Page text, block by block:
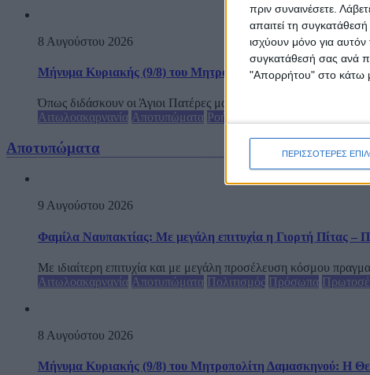
πριν συναινέσετε.
απαιτεί τη
ισχύουν μόνο για
συγκατάθεσή σας ανά
"Απορρήτου" στο κάτω
ΠΕΡΙΣΣΟΤΕΡΕΣ
8 Αυγούστου 2026
Μήνυμα Κυριακής (9/8) του Μητροπολίτη Δαμασκηνού: Η
Όπως διδάσκουν οι Άγιοι Πατέρες μας, η Εκκλησία μας αποτελεί
Αιτωλοακαρνανία Αποτυπώματα Ροή Ειδήσεων
Αποτυπώματα
9 Αυγούστου 2026
Φαμίλα Ναυπακτίας: Με μεγάλη επιτυχία η Γιορτή Πίτας –
Με ιδιαίτερη επιτυχία και με μεγάλη προσέλευση κόσμου
Αιτωλοακαρνανία Αποτυπώματα Πολιτισμός Πρόσωπα
8 Αυγούστου 2026
Μήνυμα Κυριακής (9/8) του Μητροπολίτη Δαμασκηνού: Η